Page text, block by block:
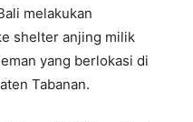
melakukan
shelter anjing milik
yang berlokasi di
Tabanan.